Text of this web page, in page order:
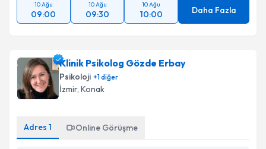
10 Ağu
09:00
10 Ağu
09:30
10 Ağu
10:00 Daha Fazla
Klinik Psikolog Gözde Erbay
Psikoloji +1diğer
İzmir, Konak
Adres 1 Online Görüşme